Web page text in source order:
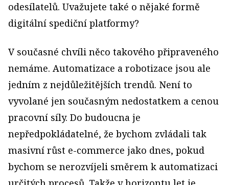
odesílatelů. Uvažujete také o nějaké formě
digitální spediční platformy?
V současné chvíli něco takového připraveného
nemáme. Automatizace a robotizace jsou ale
jedním z nejdůležitějších trendů. Není to
vyvolané jen současným nedostatkem a cenou
pracovní síly. Do budoucna je
nepředpokládatelné, že bychom zvládali tak
masivní růst e-commerce jako dnes, pokud
bychom se nerozvíjeli směrem k automatizaci